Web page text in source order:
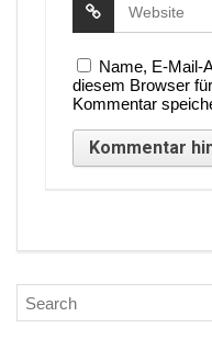
Name, E-Mail-
diesem Browser
Kommentar